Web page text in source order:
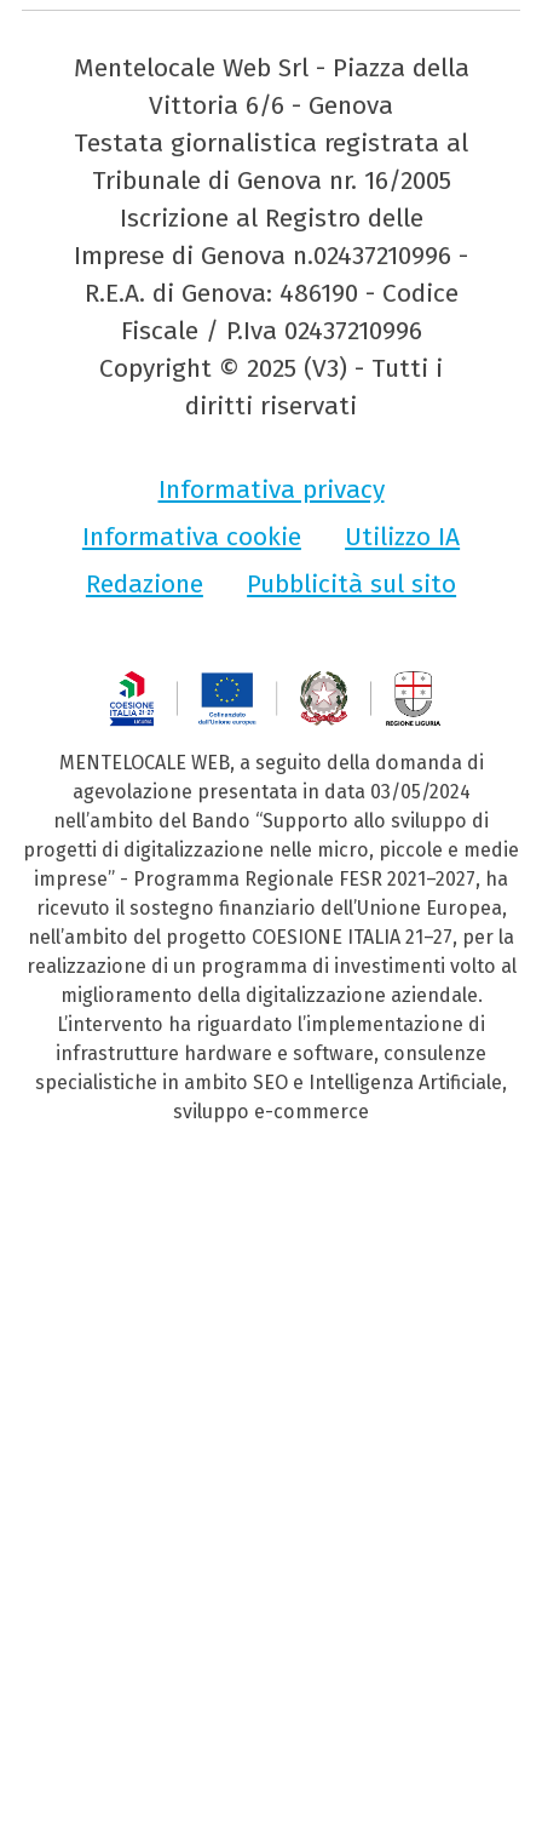
Mentelocale Web Srl - Piazza della
Vittoria 6/6 - Genova
Testata giornalistica registrata al
Tribunale di Genova nr. 16/2005
Iscrizione al Registro delle
Imprese di Genova n.02437210996 -
R.E.A. di Genova: 486190 - Codice
Fiscale / P.Iva 02437210996
Copyright © 2025 (V3) - Tutti i
diritti riservati
Informativa privacy
Informativa cookie
Utilizzo IA
Redazione
Pubblicità sul sito
MENTELOCALE WEB, a seguito della domanda di
agevolazione presentata in data 03/05/2024
nell’ambito del Bando “Supporto allo sviluppo di
progetti di digitalizzazione nelle micro, piccole e medie
imprese” - Programma Regionale FESR 2021–2027, ha
ricevuto il sostegno finanziario dell’Unione Europea,
nell’ambito del progetto COESIONE ITALIA 21–27, per la
realizzazione di un programma di investimenti volto al
miglioramento della digitalizzazione aziendale.
L’intervento ha riguardato l’implementazione di
infrastrutture hardware e software, consulenze
specialistiche in ambito SEO e Intelligenza Artificiale,
sviluppo e-commerce